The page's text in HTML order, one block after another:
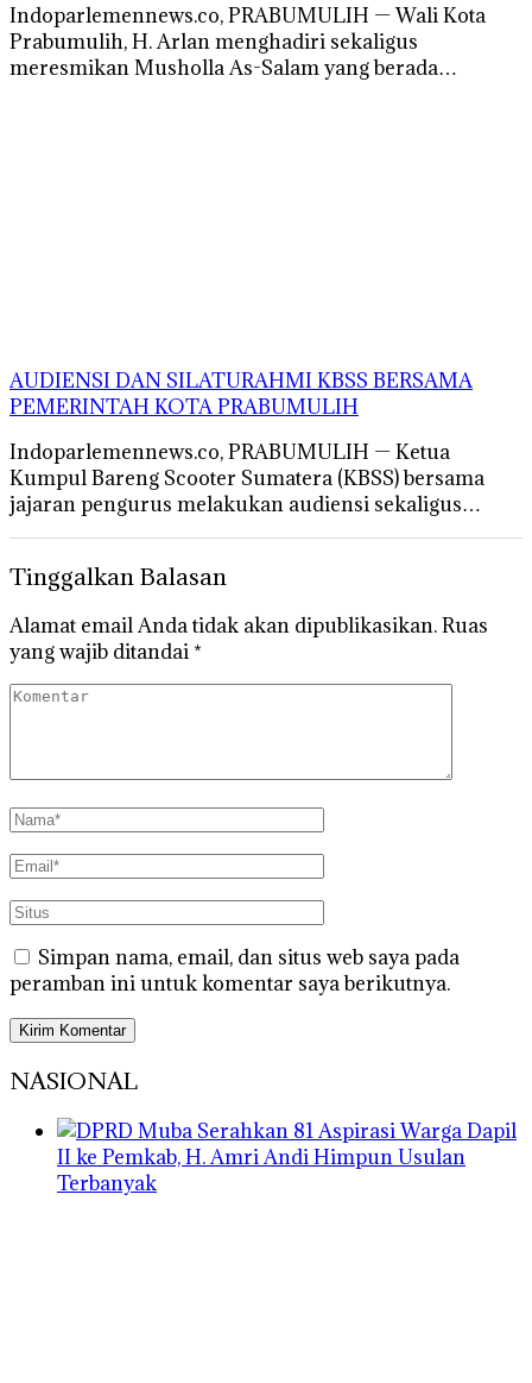
Indoparlemennews.co, PRABUMULIH — Wali Kota
Prabumulih, H. Arlan menghadiri sekaligus
meresmikan Musholla As-Salam yang berada…
AUDIENSI DAN SILATURAHMI KBSS BERSAMA
PEMERINTAH KOTA PRABUMULIH
Indoparlemennews.co, PRABUMULIH — Ketua
Kumpul Bareng Scooter Sumatera (KBSS) bersama
jajaran pengurus melakukan audiensi sekaligus…
Tinggalkan Balasan
Alamat email Anda tidak akan dipublikasikan.Ruas
yang wajib ditandai *
Simpan nama, email, dan situs web saya pada
peramban ini untuk komentar saya berikutnya.
NASIONAL